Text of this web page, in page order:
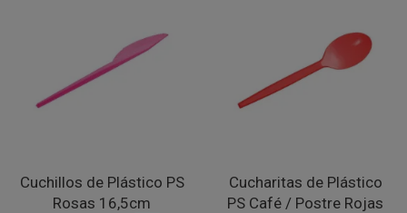
Cuchillos de Plástico PS
Rosas 16,5cm
Cucharitas de Plástico
PS Café / Postre Rojas